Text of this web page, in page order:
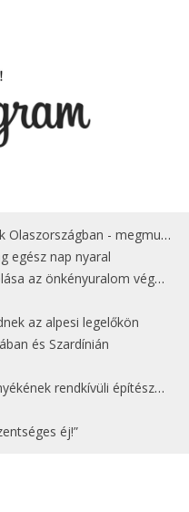
- megmutatjuk a 15 legjobbat
egész nap nyaral
önkényuralom végét jelentette
az alpesi legelőkön
és Szardínián
rendkívüli építészeti kincsei
éj!”